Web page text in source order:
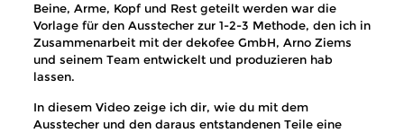
Beine, Arme, Kopf und Rest geteilt werden war die
Vorlage für den Ausstecher zur 1-2-3 Methode, den ich in
Zusammenarbeit mit der dekofee GmbH, Arno Ziems
und seinem Team entwickelt und produzieren hab
lassen.
In diesem Video zeige ich dir, wie du mit dem
Ausstecher und den daraus entstandenen Teile eine